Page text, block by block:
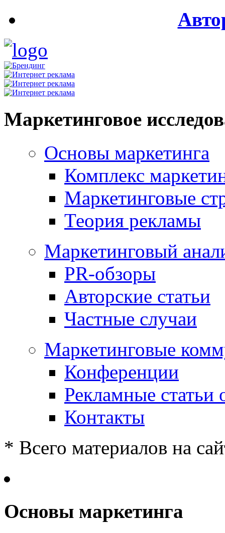
Маркетинговое
Основы маркетинга
Комплекс
Маркетинговые
Теория рекламы
Маркетинговый
PR-обзоры
Авторские статьи
Частные случаи
Маркетинговые
Конференции
Рекламные статьи
Контакты
* Всего материалов на
Основы маркетинга